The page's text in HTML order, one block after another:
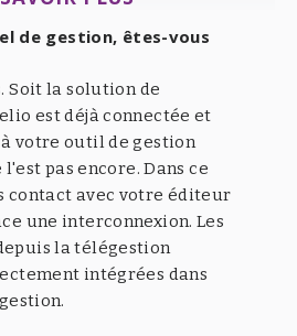
de gestion, êtes-vous
Soit la solution de
est déjà connectée et
votre outil de gestion
l'est pas encore. Dans ce
contact avec votre éditeur
une interconnexion. Les
la télégestion
intégrées dans